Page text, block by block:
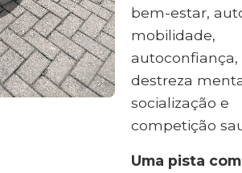
bem-estar,
mobilidade,
autoconfiança,
destreza
socialização e
competição
Uma pista